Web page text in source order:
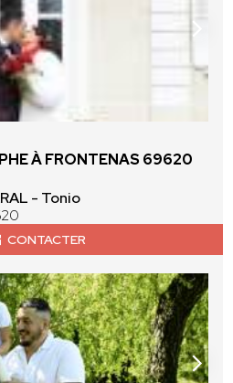
À FRONTENAS 69620
- Tonio
CONTACTER